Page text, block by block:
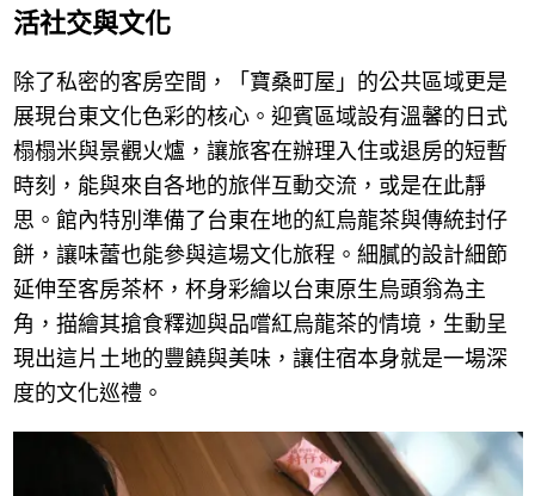
活社交與文化
除了私密的客房空間，「寶桑町屋」的公共區域更是
展現台東文化色彩的核心。迎賓區域設有溫馨的日式
榻榻米與景觀火爐，讓旅客在辦理入住或退房的短暫
時刻，能與來自各地的旅伴互動交流，或是在此靜
思。館內特別準備了台東在地的紅烏龍茶與傳統封仔
餅，讓味蕾也能參與這場文化旅程。細膩的設計細節
延伸至客房茶杯，杯身彩繪以台東原生烏頭翁為主
角，描繪其搶食釋迦與品嚐紅烏龍茶的情境，生動呈
現出這片土地的豐饒與美味，讓住宿本身就是一場深
度的文化巡禮。